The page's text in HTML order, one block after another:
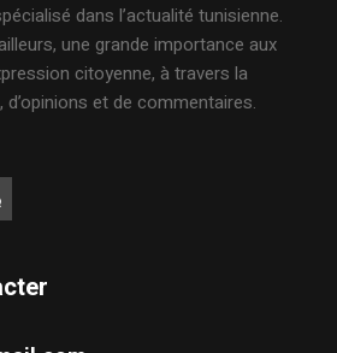
dans l’actualité tunisienne.
une grande importance aux
citoyenne, à travers la
et de commentaires.